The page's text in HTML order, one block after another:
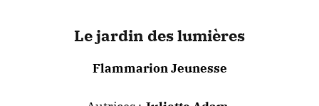
Le jardin des lumières
Flammarion Jeunesse